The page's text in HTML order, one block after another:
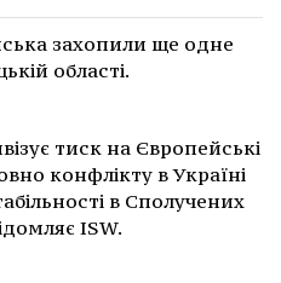
захопили ще одне
області.
тиск на Європейські
конфлікту в Україні
в Сполучених
ISW.